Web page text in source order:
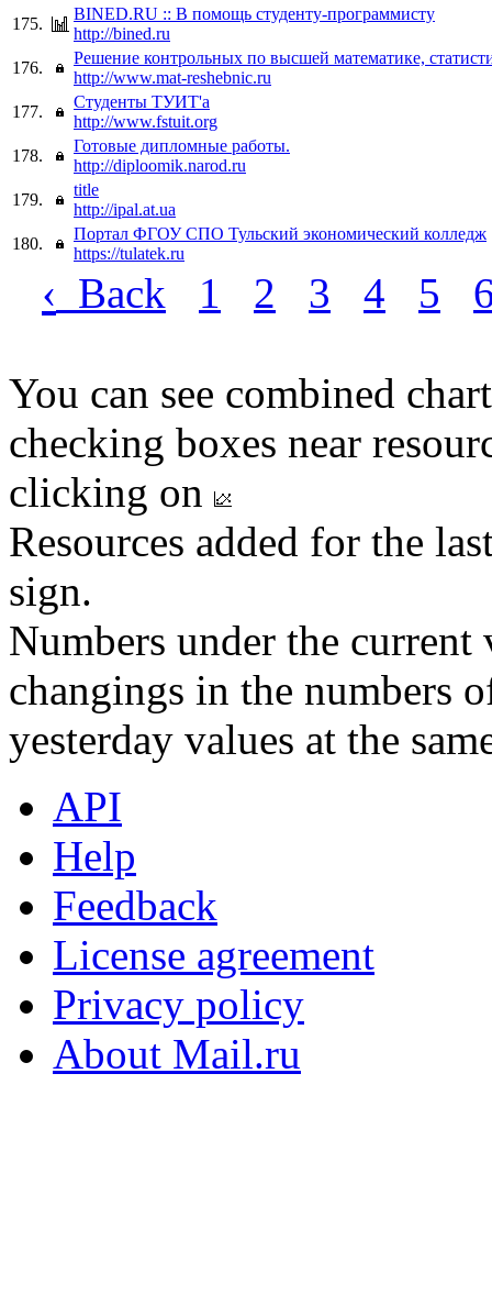
175.
BINED.RU :: В помощь студенту-программисту
http://bined.ru
176.
Решение контрольных по высшей математике,
http://www.mat-reshebnic.ru
177.
Студенты ТУИТ'а
http://www.fstuit.org
178.
Готовые дипломные работы.
http://diploomik.narod.ru
179.
title
http://ipal.at.ua
180.
Портал ФГОУ СПО Тульский экономический колледж
https://tulatek.ru
‹ Back 1 2 3 4 5
You can see combined
checking boxes near
clicking on
Resources added for the
sign.
Numbers under the
changings in the numbers
yesterday values at the
API
Help
Feedback
License agreement
Privacy policy
About Mail.ru